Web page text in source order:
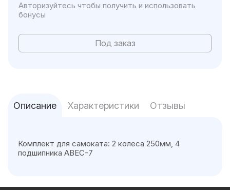
Авторизуйтесь чтобы получить и использовать
бонусы
Под заказ
Описание Характеристики Отзывы
Комплект для самоката: 2 колеса 250мм, 4
подшипника ABEC-7